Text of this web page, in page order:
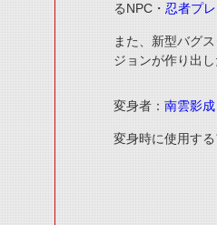
るNPC・ 忍者プ
また、新型バグ
ジョンが作り出
変身者： 南雲影成
変身時に使用する